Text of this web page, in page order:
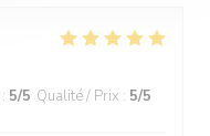
: 5/5 Qualité / Prix : 5/5